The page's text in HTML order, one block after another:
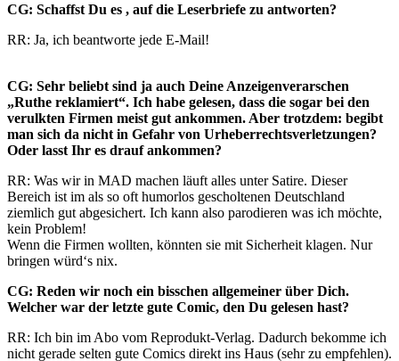
CG: Schaffst Du es , auf die Leserbriefe zu antworten?
RR: Ja, ich beantworte jede E-Mail!
CG: Sehr beliebt sind ja auch Deine Anzeigenverarschen
„Ruthe reklamiert“. Ich habe gelesen, dass die sogar bei den
verulkten Firmen meist gut ankommen. Aber trotzdem: begibt
man sich da nicht in Gefahr von Urheberrechtsverletzungen?
Oder lasst Ihr es drauf ankommen?
RR: Was wir in MAD machen läuft alles unter Satire. Dieser
Bereich ist im als so oft humorlos gescholtenen Deutschland
ziemlich gut abgesichert. Ich kann also parodieren was ich möchte,
kein Problem!
Wenn die Firmen wollten, könnten sie mit Sicherheit klagen. Nur
bringen würd‘s nix.
CG: Reden wir noch ein bisschen allgemeiner über Dich.
Welcher war der letzte gute Comic, den Du gelesen hast?
RR: Ich bin im Abo vom Reprodukt-Verlag. Dadurch bekomme ich
nicht gerade selten gute Comics direkt ins Haus (sehr zu empfehlen).